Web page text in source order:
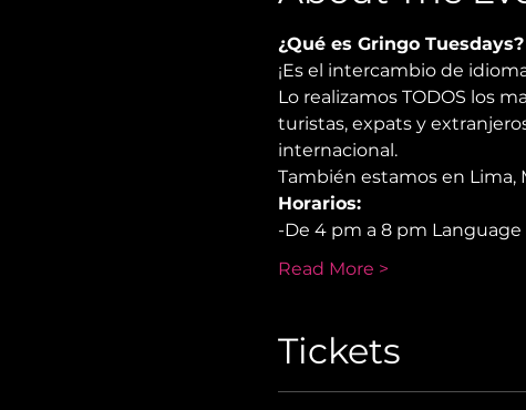
¿Qué es Gringo Tuesdays?
¡Es el intercambio de
Lo realizamos TODOS los
turistas, expats y
internacional.
También estamos en Lima,
Horarios:
-De 4 pm a 8 pm
Read More >
Tickets